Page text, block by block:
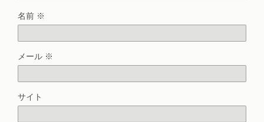
名前 ※
メール ※
サイト